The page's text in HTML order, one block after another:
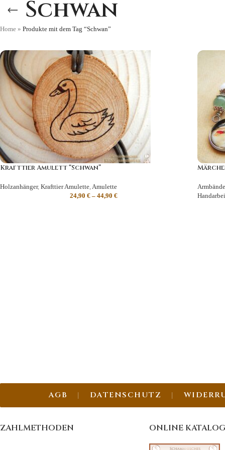
Schwan
Home » Produkte mit dem Tag “Schwan”
Krafttier Amulett “Schwan”
Holzanhänger, Krafttier Amulette,Amulette
24,90€ –44,90€
AGB DATENSCHUTZ
ZAHLMETHODEN ONLINE KATALOG